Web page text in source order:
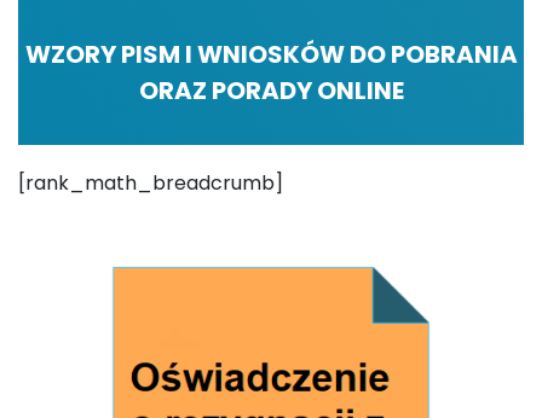
WZORY PISM I WNIOSKÓW DO POBRANIA
ORAZ PORADY ONLINE
[rank_math_breadcrumb]